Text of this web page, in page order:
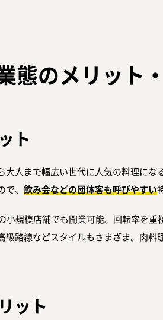
態のメリット
ト
大人まで幅広い世代に人気の料理になる
、 飲み会などの団体客も呼びやすい
小規模店舗でも開業可能。回転率を
級路線などスタイルもさまざま。肉
ット